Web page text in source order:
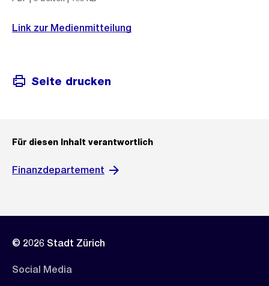
Link zur Medienmitteilung
Seite drucken
Für diesen Inhalt verantwortlich
Finanzdepartement
© 2026 Stadt Zürich
Social Media